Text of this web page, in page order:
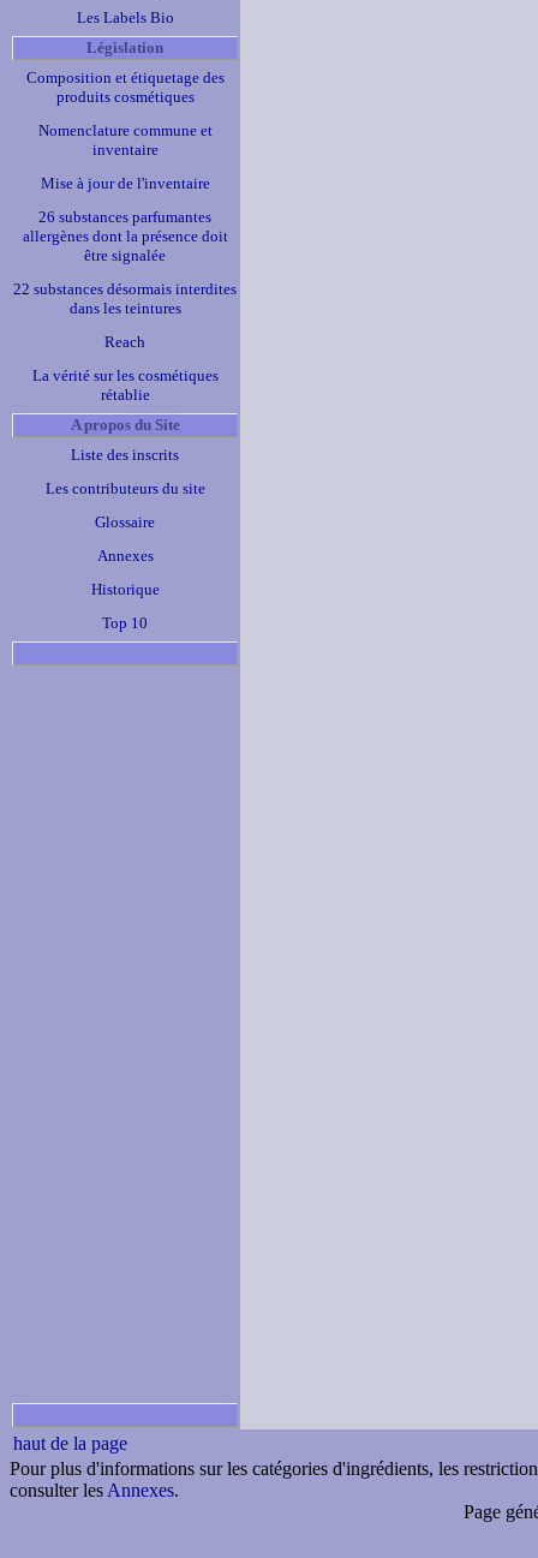
Les Labels Bio
Législation
Composition et étiquetage des
produits cosmétiques
Nomenclature commune et
inventaire
Mise à jour de l'inventaire
26 substances parfumantes
allergènes dont la présence doit
être signalée
22 substances désormais interdites
dans les teintures
Reach
La vérité sur les cosmétiques
rétablie
A propos du Site
Liste des inscrits
Les contributeurs du site
Glossaire
Annexes
Historique
Top 10
haut de la page
Pour plus d'informations sur les catégories d'ingrédients, les
consulter les Annexes.
Page